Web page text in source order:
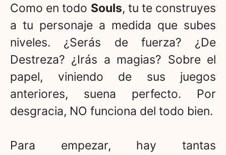
Como en todo Souls, tu te construyes
a tu personaje a medida que subes
niveles. ¿Serás de fuerza? ¿De
Destreza? ¿Irás a magias? Sobre el
papel, viniendo de sus juegos
anteriores, suena perfecto. Por
desgracia, NO funciona del todo bien.
Para empezar, hay tantas